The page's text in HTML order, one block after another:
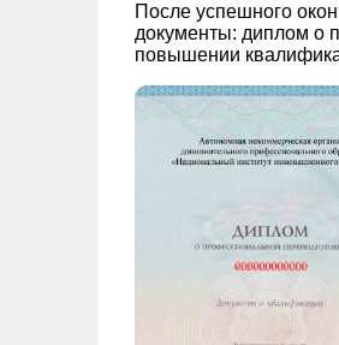
После успешного
документы: диплом о
повышении